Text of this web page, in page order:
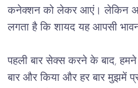
कनेक्शन को लेकर आएं। लेकिन
लगता है कि शायद यह आपसी
पहली बार सेक्स करने के बाद,
बार और किया और हर बार मुझमें